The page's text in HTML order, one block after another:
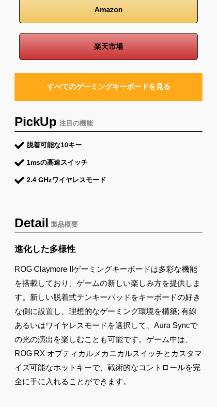
Amazon
楽天市場
すべてのゲーミングキーボードを見る
PickUp 注目の機能
脱着可能な10キー
1msの高速スイッチ
2.4 GHzワイヤレスモード
Detail 製品概要
進化した多様性
ROG Claymore IIゲーミングキーボードは多彩な機能
を搭載しており、ゲームの新しい楽しみ方を提供しま
す。新しい脱着式テンキーパッドをキーボードの好き
な側に設置し、理想的なゲーミング環境を構築; 有線
あるいはワイヤレスモードを選択して、Aura Syncで
の光の演出を楽しむことも可能です。ゲーム中は、
ROG RX オプティカルメカニカルスイッチとカスタマ
イズ可能なホットキーで、戦術的なコントロールを完
全に手に入れることができます。